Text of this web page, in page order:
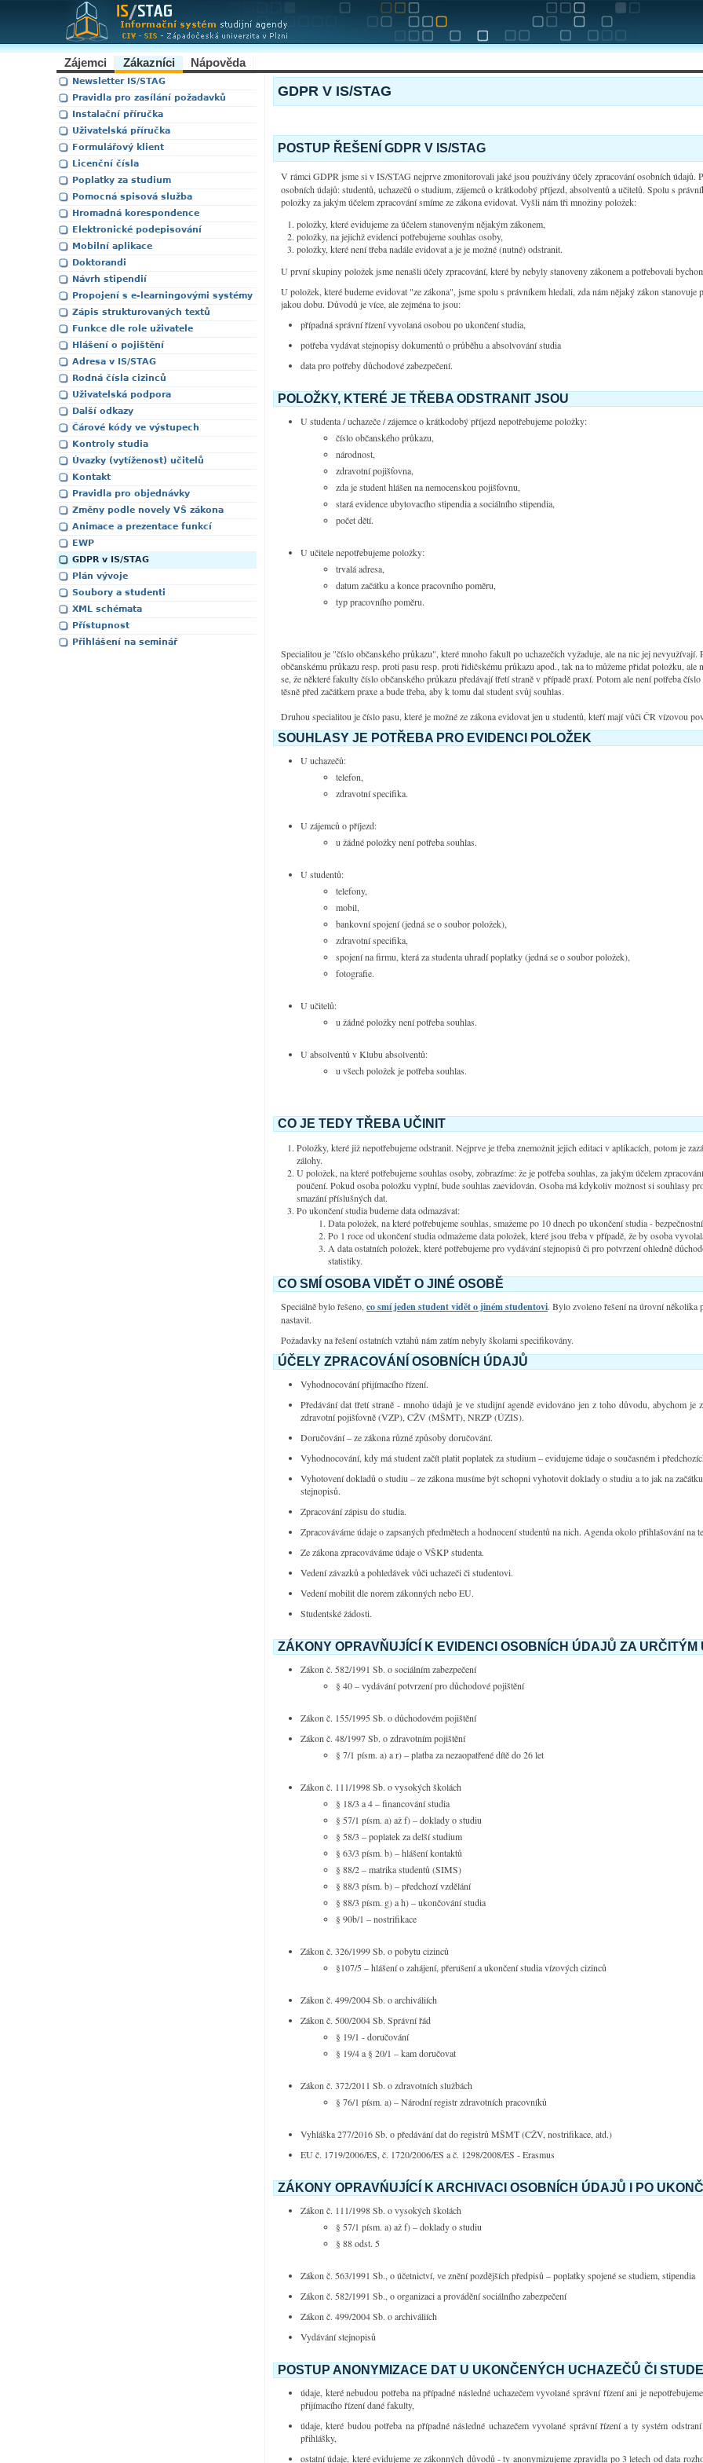
Zájemci Zákazníci Nápověda
Newsletter IS/STAG
Pravidla pro zasílání požadavků
Instalační příručka
Uživatelská příručka
Formulářový klient
Licenční čísla
Poplatky za studium
Pomocná spisová služba
Hromadná korespondence
Elektronické podepisování
Mobilní aplikace
Doktorandi
Návrh stipendií
Propojení s e-learningovými systémy
Zápis strukturovaných textů
Funkce dle role uživatele
Hlášení o pojištění
Adresa v IS/STAG
Rodná čísla cizinců
Uživatelská podpora
Další odkazy
Čárové kódy ve výstupech
Kontroly studia
Úvazky (vytíženost) učitelů
Kontakt
Pravidla pro objednávky
Změny podle novely VŠ zákona
Animace a prezentace funkcí
EWP
GDPR v IS/STAG
Plán vývoje
Soubory a studenti
XML schémata
Přístupnost
Přihlášení na seminář
GDPR V IS/STAG
POSTUP ŘEŠENÍ GDPR V IS/STAG
V rámci GDPR jsme si v IS/STAG nejprve zmonitorovali jaké jsou používány účely zpracování osobních údajů.
osobních údajů: studentů, uchazečů o studium, zájemců o krátkodobý příjezd, absolventů a učitelů. Spolu s
položky za jakým účelem zpracování smíme ze zákona evidovat. Vyšli nám tři množiny položek:
položky, které evidujeme za účelem stanoveným nějakým zákonem,
položky, na jejichž evidenci potřebujeme souhlas osoby,
položky, které není třeba nadále evidovat a je je možné (nutné) odstranit.
U první skupiny položek jsme nenašli účely zpracování, které by nebyly stanoveny zákonem a potřebovali
U položek, které budeme evidovat "ze zákona", jsme spolu s právníkem hledali, zda nám nějaký zákon
jakou dobu. Důvodů je více, ale zejména to jsou:
případná správní řízení vyvolaná osobou po ukončení studia,
potřeba vydávat stejnopisy dokumentů o průběhu a absolvování studia
data pro potřeby důchodové zabezpečení.
POLOŽKY, KTERÉ JE TŘEBA ODSTRANIT JSOU
U studenta / uchazeče / zájemce o krátkodobý příjezd nepotřebujeme položky:
číslo občanského průkazu,
národnost,
zdravotní pojišťovna,
zda je student hlášen na nemocenskou pojišťovnu,
stará evidence ubytovacího stipendia a sociálního stipendia,
počet dětí.
U učitele nepotřebujeme položky:
trvalá adresa,
datum začátku a konce pracovního poměru,
typ pracovního poměru.
Specialitou je "číslo občanského průkazu", které mnoho fakult po uchazečích vyžaduje, ale na nic jej
občanskému průkazu resp. proti pasu resp. proti řidičskému průkazu apod., tak na to můžeme přidat položku,
se, že některé fakulty číslo občanského průkazu předávají třetí straně v případě praxí. Potom ale není potřeba
těsně před začátkem praxe a bude třeba, aby k tomu dal student svůj souhlas.
Druhou specialitou je číslo pasu, které je možné ze zákona evidovat jen u studentů, kteří mají vůči ČR vízovou
SOUHLASY JE POTŘEBA PRO EVIDENCI POLOŽEK
U uchazečů:
telefon,
zdravotní specifika.
U zájemců o příjezd:
u žádné položky není potřeba souhlas.
U studentů:
telefony,
mobil,
bankovní spojení (jedná se o soubor položek),
zdravotní specifika,
spojení na firmu, která za studenta uhradí poplatky (jedná se o soubor položek),
fotografie.
U učitelů:
u žádné položky není potřeba souhlas.
U absolventů v Klubu absolventů:
u všech položek je potřeba souhlas.
CO JE TEDY TŘEBA UČINIT
Položky, které již nepotřebujeme odstranit. Nejprve je třeba znemožnit jejich editaci v aplikacích, potom je
zálohy.
U položek, na které potřebujeme souhlas osoby, zobrazíme: že je potřeba souhlas, za jakým účelem
poučení. Pokud osoba položku vyplní, bude souhlas zaevidován. Osoba má kdykoliv možnost si souhlasy
smazání příslušných dat.
Po ukončení studia budeme data odmazávat:
Data položek, na které potřebujeme souhlas, smažeme po 10 dnech po ukončení studia -
Po 1 roce od ukončení studia odmažeme data položek, které jsou třeba v případě, že by osoba
A data ostatních položek, které potřebujeme pro vydávání stejnopisů či pro potvrzení ohledně
statistiky.
CO SMÍ OSOBA VIDĚT O JINÉ OSOBĚ
Speciálně bylo řešeno, co smí jeden student vidět o jiném studentovi. Bylo zvoleno řešení na úrovní několika
nastavit.
Požadavky na řešení ostatních vztahů nám zatím nebyly školami specifikovány.
ÚČELY ZPRACOVÁNÍ OSOBNÍCH ÚDAJŮ
Vyhodnocování přijímacího řízení.
Předávání dat třetí straně - mnoho údajů je ve studijní agendě evidováno jen z toho důvodu, abychom
zdravotní pojišťovně (VZP), CŽV (MŠMT), NRZP (ÚZIS).
Doručování – ze zákona různé způsoby doručování.
Vyhodnocování, kdy má student začít platit poplatek za studium – evidujeme údaje o současném i
Vyhotovení dokladů o studiu – ze zákona musíme být schopni vyhotovit doklady o studiu a to jak na
stejnopisů.
Zpracování zápisu do studia.
Zpracováváme údaje o zapsaných předmětech a hodnocení studentů na nich. Agenda okolo přihlašování na
Ze zákona zpracováváme údaje o VŠKP studenta.
Vedení závazků a pohledávek vůči uchazeči či studentovi.
Vedení mobilit dle norem zákonných nebo EU.
Studentské žádosti.
ZÁKONY OPRAVŇUJÍCÍ K EVIDENCI OSOBNÍCH ÚDAJŮ ZA
Zákon č. 582/1991 Sb. o sociálním zabezpečení
§ 40 – vydávání potvrzení pro důchodové pojištění
Zákon č. 155/1995 Sb. o důchodovém pojištění
Zákon č. 48/1997 Sb. o zdravotním pojištění
§ 7/1 písm. a) a r) – platba za nezaopatřené dítě do 26 let
Zákon č. 111/1998 Sb. o vysokých školách
§ 18/3 a 4 – financování studia
§ 57/1 písm. a) až f) – doklady o studiu
§ 58/3 – poplatek za delší studium
§ 63/3 písm. b) – hlášení kontaktů
§ 88/2 – matrika studentů (SIMS)
§ 88/3 písm. b) – předchozí vzdělání
§ 88/3 písm. g) a h) – ukončování studia
§ 90b/1 – nostrifikace
Zákon č. 326/1999 Sb. o pobytu cizinců
§107/5 – hlášení o zahájení, přerušení a ukončení studia vízových cizinců
Zákon č. 499/2004 Sb. o archiváliích
Zákon č. 500/2004 Sb. Správní řád
§ 19/1 - doručování
§ 19/4 a § 20/1 – kam doručovat
Zákon č. 372/2011 Sb. o zdravotních službách
§ 76/1 písm. a) – Národní registr zdravotních pracovníků
Vyhláška 277/2016 Sb. o předávání dat do registrů MŠMT (CŽV, nostrifikace, atd.)
EU č. 1719/2006/ES, č. 1720/2006/ES a č. 1298/2008/ES - Erasmus
ZÁKONY OPRAVŃUJÍCÍ K ARCHIVACI OSOBNÍCH ÚDAJŮ I PO
Zákon č. 111/1998 Sb. o vysokých školách
§ 57/1 písm. a) až f) – doklady o studiu
§ 88 odst. 5
Zákon č. 563/1991 Sb., o účetnictví, ve znění pozdějších předpisů – poplatky spojené se studiem, stipendia
Zákon č. 582/1991 Sb., o organizaci a provádění sociálního zabezpečení
Zákon č. 499/2004 Sb. o archiváliích
Vydávání stejnopisů
POSTUP ANONYMIZACE DAT U UKONČENÝCH UCHAZEČŮ ČI
údaje, které nebudou potřeba na případné následné uchazečem vyvolané správní řízení ani je
přijímacího řízení dané fakulty,
údaje, které budou potřeba na případné následné uchazečem vyvolané správní řízení a ty systém
přihlášky,
ostatní údaje, které evidujeme ze zákonných důvodů - ty anonymizujeme zpravidla po 3 letech od data